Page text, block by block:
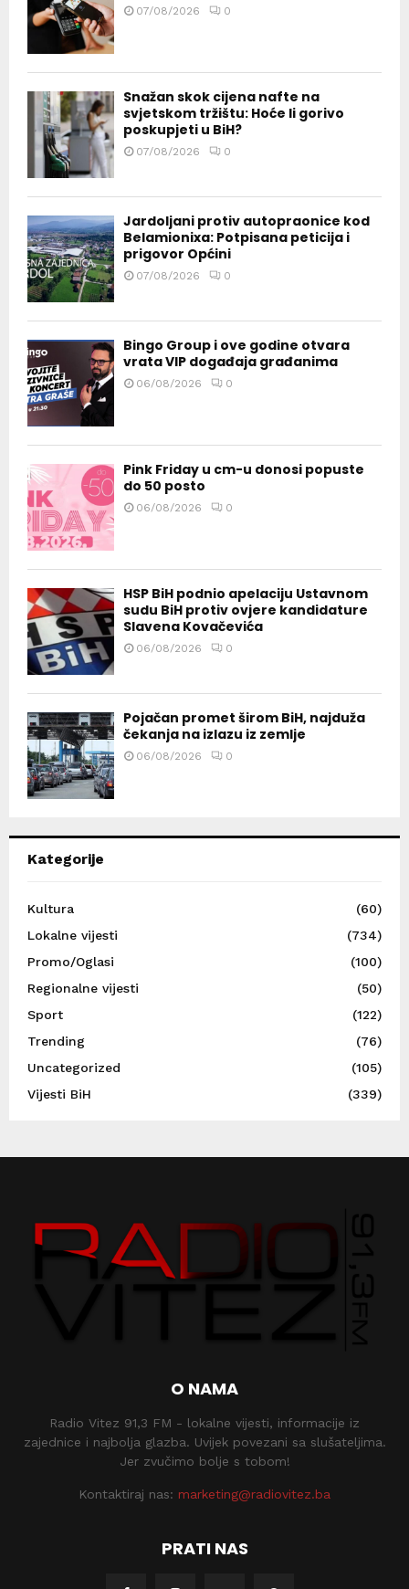
07/08/2026 0
Snažan skok cijena nafte na
svjetskom tržištu: Hoće li gorivo
poskupjeti u BiH?
07/08/2026 0
Jardoljani protiv autopraonice kod
Belamionixa: Potpisana peticija i
prigovor Općini
07/08/2026 0
Bingo Group i ove godine otvara
vrata VIP događaja građanima
06/08/2026 0
Pink Friday u cm-u donosi popuste
do 50 posto
06/08/2026 0
HSP BiH podnio apelaciju Ustavnom
sudu BiH protiv ovjere kandidature
Slavena Kovačevića
06/08/2026 0
Pojačan promet širom BiH, najduža
čekanja na izlazu iz zemlje
06/08/2026 0
Kategorije
Kultura
(60)
Lokalne vijesti
(734)
Promo/Oglasi
(100)
Regionalne vijesti
(50)
Sport
(122)
Trending
(76)
Uncategorized
(105)
Vijesti BiH
(339)
O NAMA
Radio Vitez 91,3 FM - lokalne vijesti, informacije iz
zajednice i najbolja glazba. Uvijek povezani sa slušateljima.
Jer zvučimo bolje s tobom!
Kontaktiraj nas: marketing@radiovitez.ba
PRATI NAS